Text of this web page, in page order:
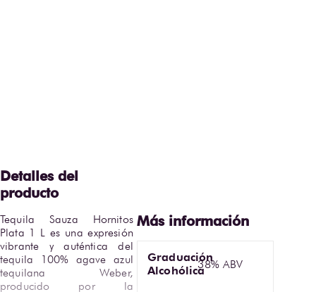
Tequila Sauza Hornitos
Plata 1 L es una expresión
vibrante y auténtica del
tequila 100% agave azul
tequilana Weber,
producido por la
Graduación
Alcohólica38% ABV